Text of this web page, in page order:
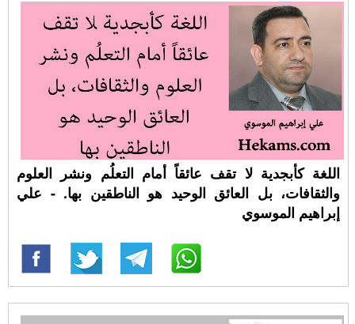
اللغة كأبجدية لا تقف عائقاً أمام التعلُم ونشر العلوم
والثقافات، بل العائق الوحيد هو الناطقين بها. - علي
إبراهيم الموسوي